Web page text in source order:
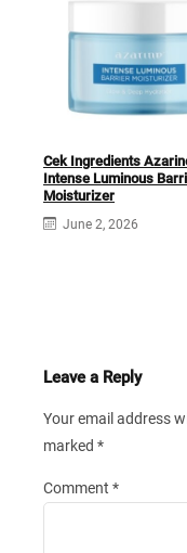
Cek Ingredients
Intense Luminous
Moisturizer
June 2, 2026
Leave a Reply
Your email address
marked *
Comment *